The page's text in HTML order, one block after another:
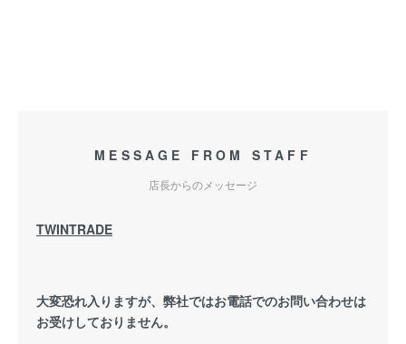
MESSAGE FROM STAFF
店長からのメッセージ
TWINTRADE
大変恐れ入りますが、弊社ではお電話でのお問い合わせは
お受けしておりません。